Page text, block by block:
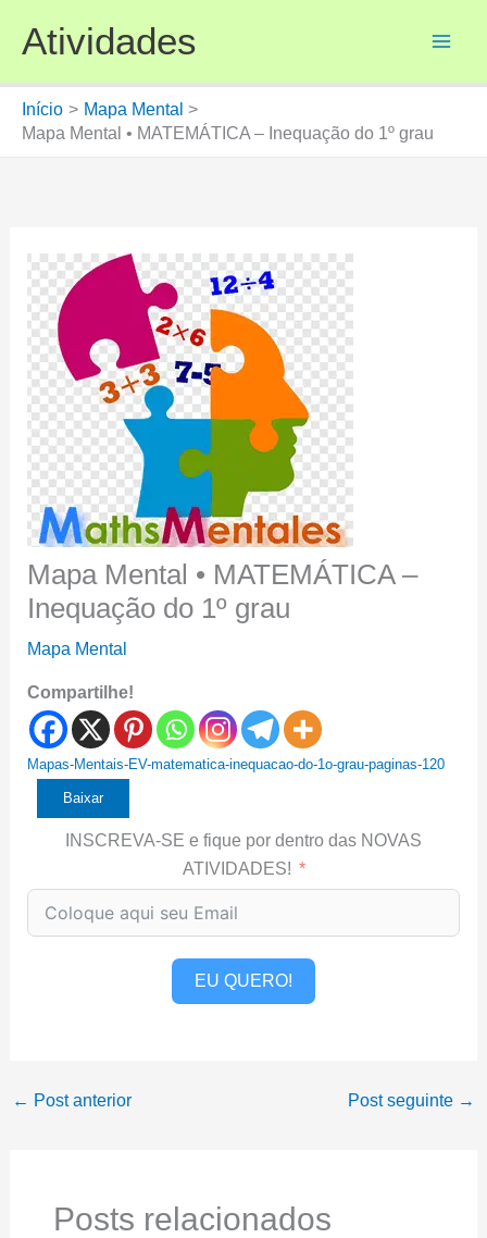
para
conteúdo
Atividades
Início
Mapa Mental
Mapa Mental • MATEMÁTICA – Inequação do 1º grau
Mapa Mental • MATEMÁTICA –
Inequação do 1º grau
Mapa Mental
Compartilhe!
Mapas-Mentais-EV-matematica-inequacao-do-1o-grau-paginas-120
Baixar
INSCREVA-SE e fique por dentro das NOVAS
ATIVIDADES!
EU QUERO!
← Post anterior Post seguinte →
Posts relacionados